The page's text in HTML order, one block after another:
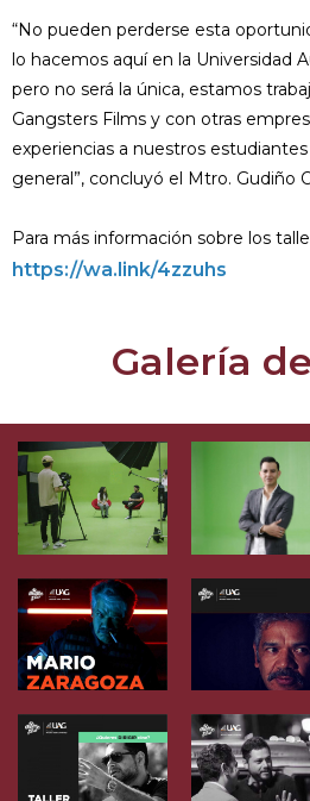
“No pueden perderse esta
lo hacemos aquí en la Universidad
pero no será la única, estamos
Gangsters Films y con otras
experiencias a nuestros
general”, concluyó el Mtro. Gudiño
Para más información sobre los
https://wa.link/4zzuhs
Galería